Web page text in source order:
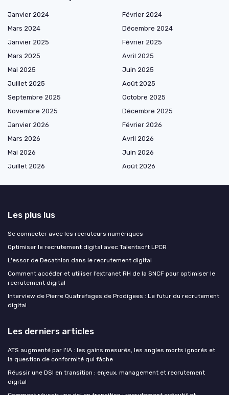
Janvier 2024
Février 2024
Mars 2024
Décembre 2024
Janvier 2025
Février 2025
Mars 2025
Avril 2025
Mai 2025
Juin 2025
Juillet 2025
Août 2025
Septembre 2025
Octobre 2025
Novembre 2025
Décembre 2025
Janvier 2026
Février 2026
Mars 2026
Avril 2026
Mai 2026
Juin 2026
Juillet 2026
Août 2026
Les plus lus
Se connecter avec les recruteurs numériques
Optimiser le recrutement digital avec Talentsoft LPCR
L'essor de Decathlon dans le recrutement digital
Comment accéder et utiliser l’extranet RH de la SNCF pour optimiser le
recrutement digital
Interview de Pierre Quatrefages de Prodigees : Le futur du recrutement
digital
Les derniers articles
ATS augmenté par l'IA : les gains mesurés, les angles morts ignorés et
la question de conformité qui fâche
Réussir une DSI en transition : enjeux, management et recrutement
digital